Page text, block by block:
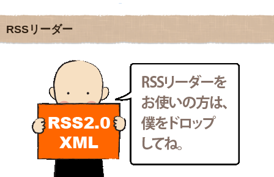
2011年11月(28)
2011年10月(31)
2011年9月(24)
2011年7月(18)
2011年6月
2011年5月
(15)
2011年4月(17)
2011年3月(15)
2011年2月
2011年1月(22)
2010年12月(21)
2010年11月
地域のライターさんです
小豆島 圓満寺
新聞屋の道具箱
新聞社で使われる用語の解説など
makotoさんの御符内巡礼記
東京の巡礼記です
POLYHEDON
いろいろなことが書いてあるよ
bunchan
あちこち行って！
目白鍼灸院
RSSリーダー